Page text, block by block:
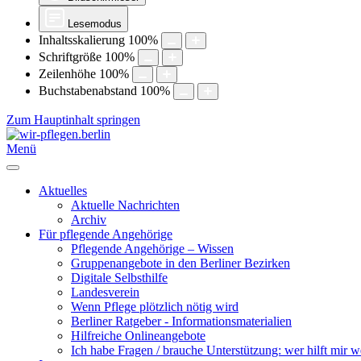
Lesemodus
Inhaltsskalierung 100%
Schriftgröße 100%
Zeilenhöhe 100%
Buchstabenabstand 100%
Zum Hauptinhalt springen
Menü
Aktuelles
Aktuelle Nachrichten
Archiv
Für pflegende Angehörige
Pflegende Angehörige – Wissen
Gruppenangebote in den Berliner Bezirken
Digitale Selbsthilfe
Landesverein
Wenn Pflege plötzlich nötig wird
Berliner Ratgeber - Informationsmaterialien
Hilfreiche Onlineangebote
Ich habe Fragen / brauche Unterstützung: wer hilft mir